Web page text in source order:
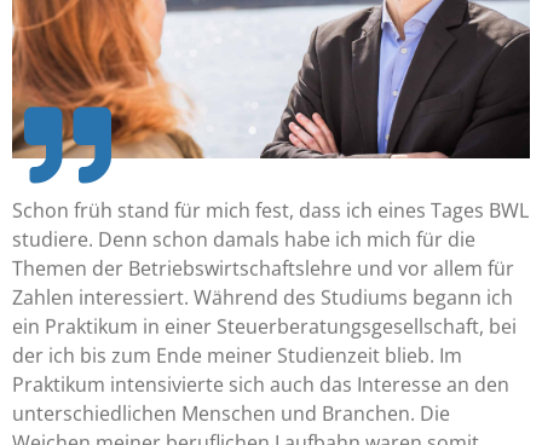
Schon früh stand für mich fest, dass ich eines Tages BWL
studiere. Denn schon damals habe ich mich für die
Themen der Betriebswirtschaftslehre und vor allem für
Zahlen interessiert. Während des Studiums begann ich
ein Praktikum in einer Steuerberatungsgesellschaft, bei
der ich bis zum Ende meiner Studienzeit blieb. Im
Praktikum intensivierte sich auch das Interesse an den
unterschiedlichen Menschen und Branchen. Die